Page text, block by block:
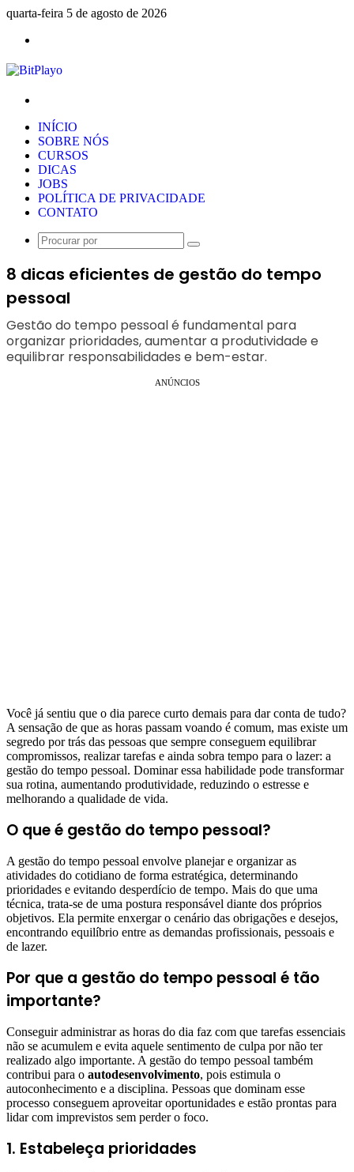
quarta-feira 5 de agosto de 2026
INÍCIO
SOBRE NÓS
CURSOS
DICAS
JOBS
POLÍTICA DE PRIVACIDADE
CONTATO
Procurar
8 dicas eficientes de gestão do tempo
pessoal
Gestão do tempo pessoal é fundamental para
organizar prioridades, aumentar a produtividade e
equilibrar responsabilidades e bem-estar.
ANÚNCIOS
Você já sentiu que o dia parece curto demais para dar conta de tudo?
A sensação de que as horas passam voando é comum, mas existe um
segredo por trás das pessoas que sempre conseguem equilibrar
compromissos, realizar tarefas e ainda sobra tempo para o lazer: a
gestão do tempo pessoal. Dominar essa habilidade pode transformar
sua rotina, aumentando produtividade, reduzindo o estresse e
melhorando a qualidade de vida.
O que é gestão do tempo pessoal?
A gestão do tempo pessoal envolve planejar e organizar as
atividades do cotidiano de forma estratégica, determinando
prioridades e evitando desperdício de tempo. Mais do que uma
técnica, trata-se de uma postura responsável diante dos próprios
objetivos. Ela permite enxergar o cenário das obrigações e desejos,
encontrando equilíbrio entre as demandas profissionais, pessoais e
de lazer.
Por que a gestão do tempo pessoal é tão
importante?
Conseguir administrar as horas do dia faz com que tarefas essenciais
não se acumulem e evita aquele sentimento de culpa por não ter
realizado algo importante. A gestão do tempo pessoal também
contribui para o autodesenvolvimento, pois estimula o
autoconhecimento e a disciplina. Pessoas que dominam esse
processo conseguem aproveitar oportunidades e estão prontas para
lidar com imprevistos sem perder o foco.
1. Estabeleça prioridades